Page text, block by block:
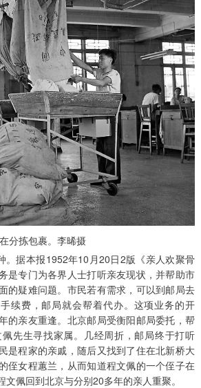
分拣包裹。李晞摄
。据本报1952年10月20日2版《亲人欢聚骨
是专门为各界人士打听亲友现状，并帮助市
的疑难问题。市民若有需求，可以到邮局去
续费，邮局就会帮着代办。这项业务的开
的亲友重逢。北京邮局受衡阳邮局委托，帮
先生寻找家属。几经周折，邮局终于打听
是程家的亲戚，随后又找到了住在北新桥大
侄女程蕙兰，从而知道程文佩的一个侄子在
佩回到北京与分别20多年的亲人重聚。